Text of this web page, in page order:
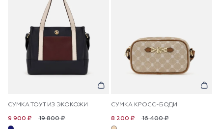
СУМКА ТОУТ ИЗ ЭКОКОЖИ
19 800 ₽
9 900 ₽
СУМКА КРОСС-БОДИ
16 400 ₽
8 200 ₽